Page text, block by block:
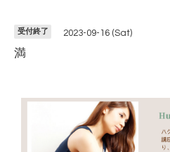
受付終了 2023-09-16 (Sat)
満